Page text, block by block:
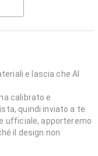
e lascia che AI
calibrato e
quindi inviato a te
ufficiale, apporteremo
il design non